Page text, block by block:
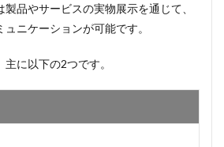
品やサービスの実物展示を通じて、
ニケーションが可能です。
に以下の2つです。